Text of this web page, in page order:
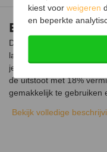
Ecofan® 806
Deze Ecofan 806
lagere oppervlakte
je kamer tot 38% sneller
de uitstoot met 18%
gemakkelijk te gebruiken
De Ecofan 800
Bekijk volledige
kiest voorweigeren
en beperkte